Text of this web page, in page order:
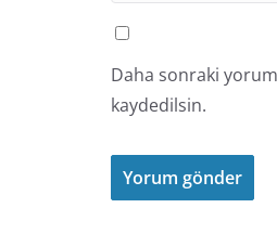
Daha sonraki
kaydedilsin.